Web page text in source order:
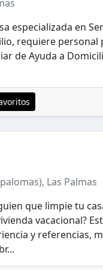
especializada en
requiere personal
de Ayuda a
Las Palmas
que limpie tu
vacacional?
y referencias,